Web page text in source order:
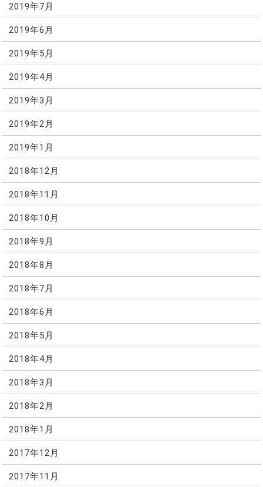
2019年7月
2019年6月
2019年5月
2019年4月
2019年3月
2019年2月
2019年1月
2018年12月
2018年11月
2018年10月
2018年9月
2018年8月
2018年7月
2018年6月
2018年5月
2018年4月
2018年3月
2018年2月
2018年1月
2017年12月
2017年11月